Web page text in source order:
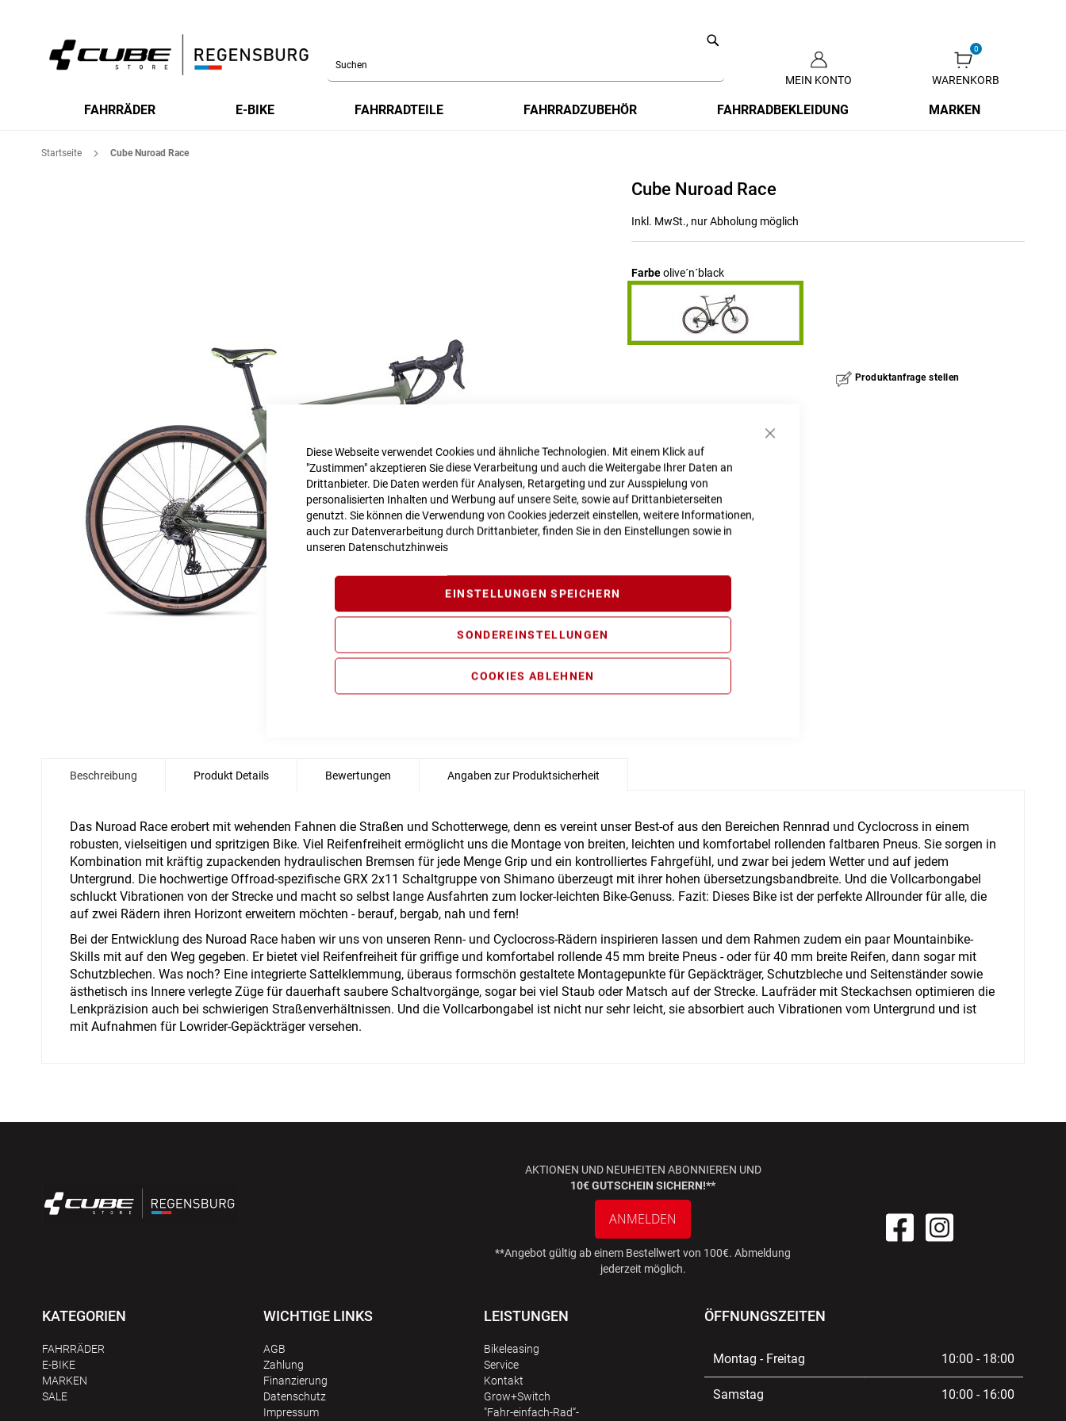
Schließen
Diese Webseite verwendet Cookies und ähnliche Technologien. Mit einem Klick auf
"Zustimmen" akzeptieren Sie diese Verarbeitung und auch die Weitergabe Ihrer Daten an
Drittanbieter. Die Daten werden für Analysen, Retargeting und zur Ausspielung von
personalisierten Inhalten und Werbung auf unsere Seite, sowie auf Drittanbieterseiten
genutzt. Sie können die Verwendung von Cookies jederzeit einstellen, weitere Informationen,
auch zur Datenverarbeitung durch Drittanbieter, finden Sie in den Einstellungen sowie in
unseren Datenschutzhinweis
EINSTELLUNGEN SPEICHERN
SONDEREINSTELLUNGEN
COOKIES ABLEHNEN
Inhalt
MEIN KONTO WARENKORB
Search
FAHRRÄDER E-BIKE FAHRRADTEILE FAHRRADZUBEHÖR FAHRRADBEKLEIDUNG MARKEN
Startseite Cube Nuroad Race
Cube Nuroad Race
Inkl. MwSt., nur Abholung möglich
Farbeolive´n´black
Produktanfrage stellen
Beschreibung
Das Nuroad Race erobert mit wehenden Fahnen die Straßen und Schotterwege, denn es vereint unser Best-of aus den Bereichen Rennrad und Cyclocross in einem
robusten, vielseitigen und spritzigen Bike. Viel Reifenfreiheit ermöglicht uns die Montage von breiten, leichten und komfortabel rollenden faltbaren Pneus. Sie sorgen in
Kombination mit kräftig zupackenden hydraulischen Bremsen für jede Menge Grip und ein kontrolliertes Fahrgefühl, und zwar bei jedem Wetter und auf jedem
Untergrund. Die hochwertige Offroad-spezifische GRX 2x11 Schaltgruppe von Shimano überzeugt mit ihrer hohen übersetzungsbandbreite. Und die Vollcarbongabel
schluckt Vibrationen von der Strecke und macht so selbst lange Ausfahrten zum locker-leichten Bike-Genuss. Fazit: Dieses Bike ist der perfekte Allrounder für alle, die
auf zwei Rädern ihren Horizont erweitern möchten - berauf, bergab, nah und fern!
Bei der Entwicklung des Nuroad Race haben wir uns von unseren Renn- und Cyclocross-Rädern inspirieren lassen und dem Rahmen zudem ein paar Mountainbike-
Skills mit auf den Weg gegeben. Er bietet viel Reifenfreiheit für griffige und komfortabel rollende 45 mm breite Pneus - oder für 40 mm breite Reifen, dann sogar mit
Schutzblechen. Was noch? Eine integrierte Sattelklemmung, überaus formschön gestaltete Montagepunkte für Gepäckträger, Schutzbleche und Seitenständer sowie
ästhetisch ins Innere verlegte Züge für dauerhaft saubere Schaltvorgänge, sogar bei viel Staub oder Matsch auf der Strecke. Laufräder mit Steckachsen optimieren die
Lenkpräzision auch bei schwierigen Straßenverhältnissen. Und die Vollcarbongabel ist nicht nur sehr leicht, sie absorbiert auch Vibrationen vom Untergrund und ist
mit Aufnahmen für Lowrider-Gepäckträger versehen.
Produkt Details Bewertungen Angaben zur Produktsicherheit
AKTIONEN UND NEUHEITEN ABONNIEREN UND
10€ GUTSCHEIN SICHERN!**
ANMELDEN
**Angebot gültig ab einem Bestellwert von 100€. Abmeldung
jederzeit möglich.
ÖFFNUNGSZEITEN
Montag - Freitag 10:00 - 18:00
Samstag 10:00 - 16:00
KATEGORIEN
FAHRRÄDER
E-BIKE
MARKEN
SALE
WICHTIGE LINKS
AGB
Zahlung
Finanzierung
Datenschutz
Impressum
LEISTUNGEN
Bikeleasing
Service
Kontakt
Grow+Switch
"Fahr-einfach-Rad“-